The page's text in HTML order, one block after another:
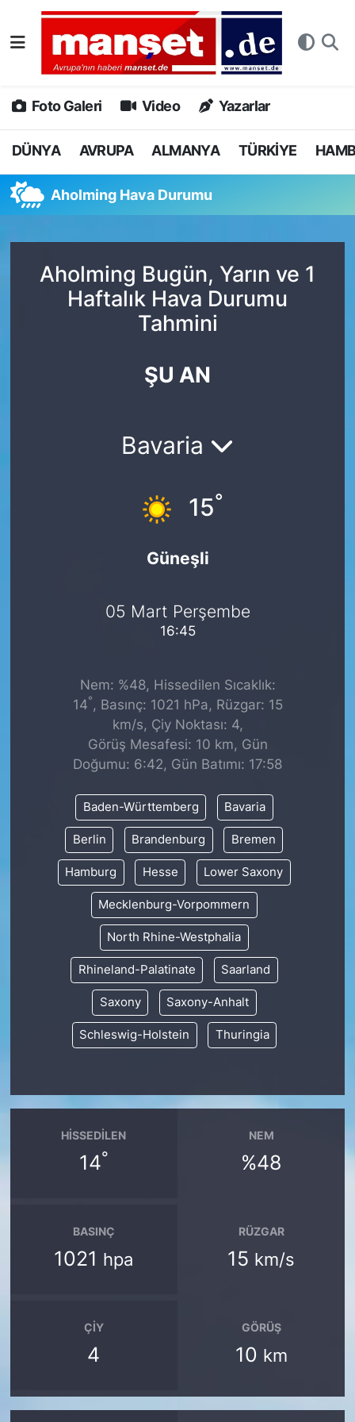
Foto Galeri Video Yazarlar
DÜNYA AVRUPA ALMANYA TÜRKİYE
Aholming Hava Durumu
Aholming Bugün, Yarın ve 1
Haftalık Hava Durumu
Tahmini
ŞU AN
Bavaria
15°
Güneşli
05 Mart Perşembe
16:45
Nem: %48, Hissedilen Sıcaklık:
14° , Basınç: 1021 hPa, Rüzgar: 15
km/s, Çiy Noktası: 4,
Görüş Mesafesi: 10 km, Gün
Doğumu: 6:42, Gün Batımı: 17:58
Baden-Württemberg Bavaria
Berlin Brandenburg Bremen
Hamburg Hesse Lower Saxony
Mecklenburg-Vorpommern
North Rhine-Westphalia
Rhineland-Palatinate Saarland
Saxony Saxony-Anhalt
Schleswig-Holstein Thuringia
HISSEDILEN
14°
NEM
%48
BASINÇ
1021 hpa
RÜZGAR
15 km/s
ÇIY
4
GÖRÜŞ
10 km
DÜNYA
AVRUPA
ALMANYA
SPOR
DEUTSCH
Nöbetçi Eczaneler
Hava Durumu
Namaz Vakitleri
Tüm Manşetler
Son Dakika Haberleri